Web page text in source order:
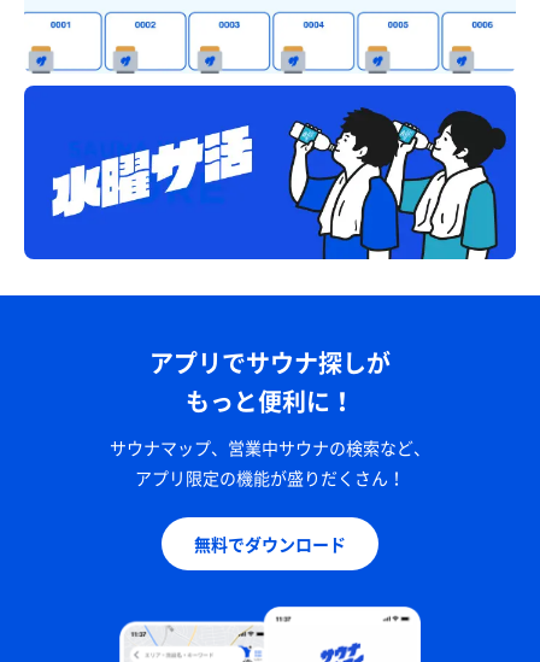
アプリでサウナ探しが
もっと便利に！
サウナマップ、営業中サウナの検索など、
アプリ限定の機能が盛りだくさん！
無料でダウンロード